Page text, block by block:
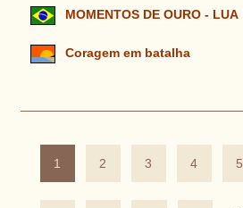
MOMENTOS DE OURO - LUA
Coragem em batalha
1 2 3 4 5